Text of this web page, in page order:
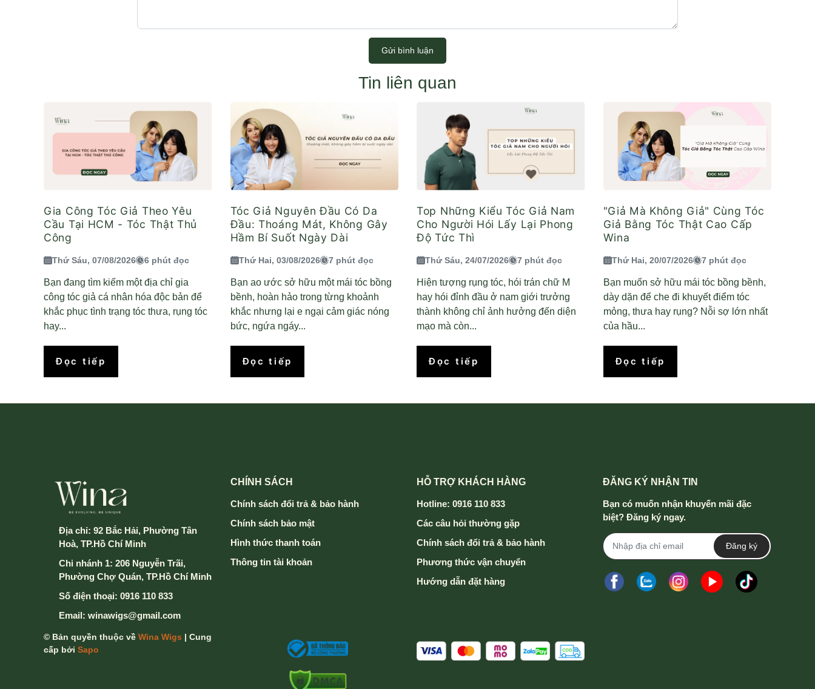
Gửi bình luận
Tin liên quan
Gia Công Tóc Giả Theo Yêu
Cầu Tại HCM - Tóc Thật Thủ
Công
Thứ Sáu, 07/08/2026 6 phút đọc
Bạn đang tìm kiếm một địa chỉ gia
công tóc giả cá nhân hóa độc bản để
khắc phục tình trạng tóc thưa, rụng tóc
hay...
Đọc tiếp
Tóc Giả Nguyên Đầu Có Da
Đầu: Thoáng Mát, Không Gây
Hầm Bí Suốt Ngày Dài
Thứ Hai, 03/08/2026 7 phút đọc
Bạn ao ước sở hữu một mái tóc bồng
bềnh, hoàn hảo trong từng khoảnh
khắc nhưng lại e ngại cảm giác nóng
bức, ngứa ngáy...
Đọc tiếp
Top Những Kiểu Tóc Giả Nam
Cho Người Hói Lấy Lại Phong
Độ Tức Thì
Thứ Sáu, 24/07/2026 7 phút đọc
Hiện tượng rụng tóc, hói trán chữ M
hay hói đỉnh đầu ở nam giới trưởng
thành không chỉ ảnh hưởng đến diện
mạo mà còn...
Đọc tiếp
"Giả Mà Không Giả" Cùng Tóc
Giả Bằng Tóc Thật Cao Cấp
Wina
Thứ Hai, 20/07/2026 7 phút đọc
Bạn muốn sở hữu mái tóc bồng bềnh,
dày dặn để che đi khuyết điểm tóc
mỏng, thưa hay rụng? Nỗi sợ lớn nhất
của hầu...
Đọc tiếp
Địa chỉ: 92 Bắc Hải, Phường Tân
Hoà, TP.Hồ Chí Minh
Chi nhánh 1: 206 Nguyễn Trãi,
Phường Chợ Quán, TP.Hồ Chí Minh
Số điện thoại: 0916 110 833
Email: winawigs@gmail.com
© Bản quyền thuộc về Wina Wigs | Cung
cấp bởi Sapo
CHÍNH SÁCH
Chính sách đổi trả & bảo hành
Chính sách bảo mật
Hình thức thanh toán
Thông tin tài khoản
HỖ TRỢ KHÁCH HÀNG
Hotline: 0916 110 833
Các câu hỏi thường gặp
Chính sách đổi trả & bảo hành
Phương thức vận chuyển
Hướng dẫn đặt hàng
ĐĂNG KÝ NHẬN TIN
Bạn có muốn nhận khuyến mãi đặc
biệt? Đăng ký ngay.
Đăng ký